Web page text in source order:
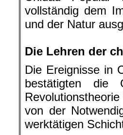
vollständig dem
und der Natur
Die Lehren der
Die Ereignisse in
bestätigten die
von der
werktätigen